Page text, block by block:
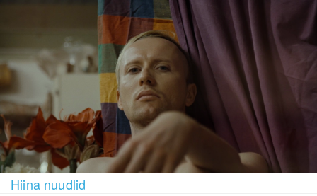
Hiina nuudlid